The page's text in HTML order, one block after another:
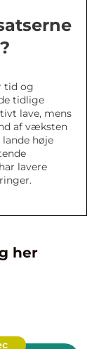
tid og
tidlige
lave, mens
af væksten
høje
lavere
her